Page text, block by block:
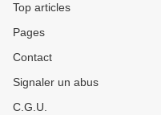
Top articles
Pages
Contact
Signaler un abus
C.G.U.